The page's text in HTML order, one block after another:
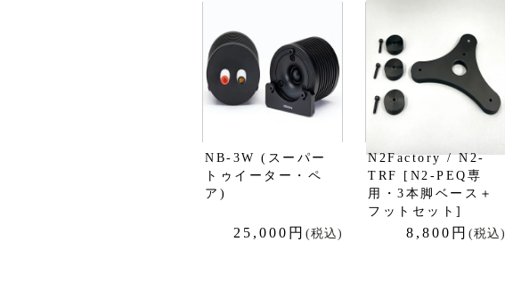
NB-3W (スーパー
トゥイーター・ペ
ア)
25,000円 (税込)
N2Factory / N2-
TRF [N2-PEQ専
用・3本脚ベース＋
フットセット]
8,800円 (税込)